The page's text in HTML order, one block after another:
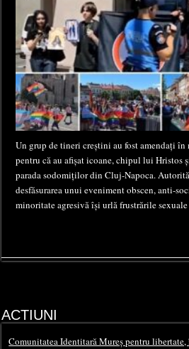
Un grup de tineri creștini au fost amendați
pentru că au afișat icoane, chipul lui Hristos
parada sodomiților din Cluj-Napoca.
desfăsurarea unui eveniment obscen, anti-
minoritate agresivă își urlă frustrările
ACTIUNI
Comunitatea Identitară Mureș pentru